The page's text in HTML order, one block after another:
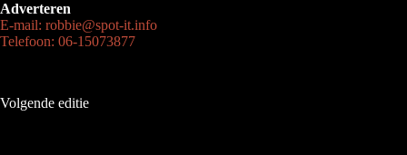
Adverteren
E-mail: robbie@spot-it.info
Telefoon: 06-15073877
Volgende editie